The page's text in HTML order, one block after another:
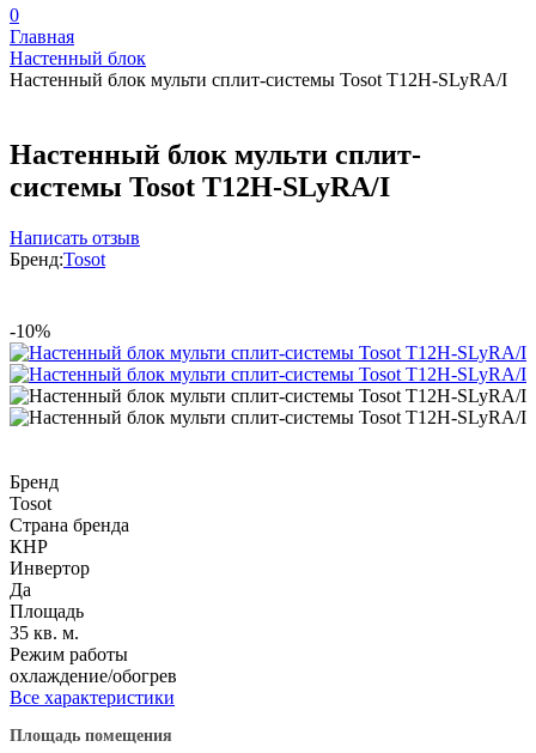
0
Главная
Настенный блок
Настенный блок мульти сплит-системы Tosot T12H-SLyRA/I
Настенный блок мульти сплит-
системы Tosot T12H-SLyRA/I
Написать отзыв
Бренд:Tosot
-10%
Бренд
Tosot
Страна бренда
КНР
Инвертор
Да
Площадь
35 кв. м.
Режим работы
охлаждение/обогрев
Все характеристики
Площадь помещения